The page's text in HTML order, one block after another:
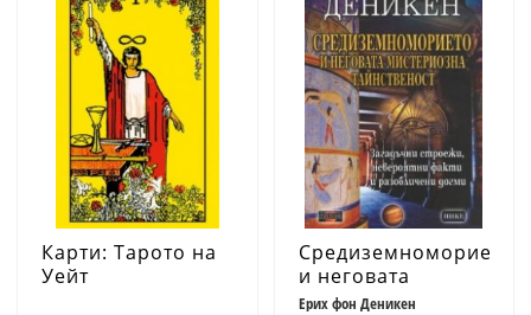
Карти: Тарото на
Уейт
Средиземноморието
и неговата
мистериозна
Ерих фон Деникен